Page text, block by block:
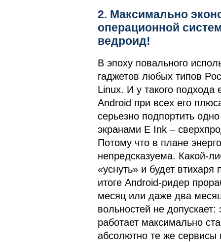
2. Максимально
операционной
ведроид!
В эпоху повального
гаджетов любых типов
Linux. И у такого подхода
Android при всех его
серьезно подпортить
экранами E Ink –
Потому что в плане
непредсказуема. Какой-
«уснуть» и будет
итоге Android-ридер
месяц или даже два
вольностей не
работает максимально
абсолютно те же